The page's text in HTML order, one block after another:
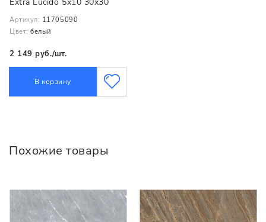
Артикул: 11705090
Цвет: белый
2 149 руб./шт.
В корзину
Похожие товары